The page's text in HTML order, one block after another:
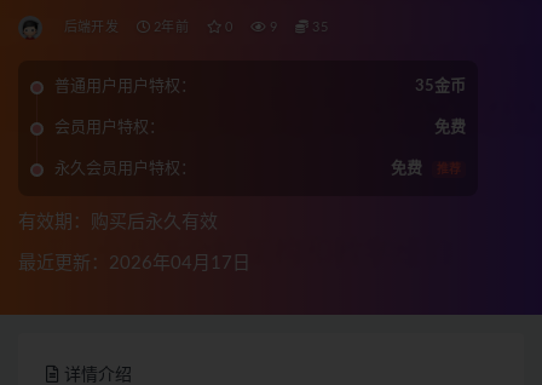
后端开发 2年前 0 9 35
普通用户用户特权： 35金币
会员用户特权： 免费
永久会员用户特权： 免费 推荐
有效期：购买后永久有效
最近更新：2026年04月17日
详情介绍